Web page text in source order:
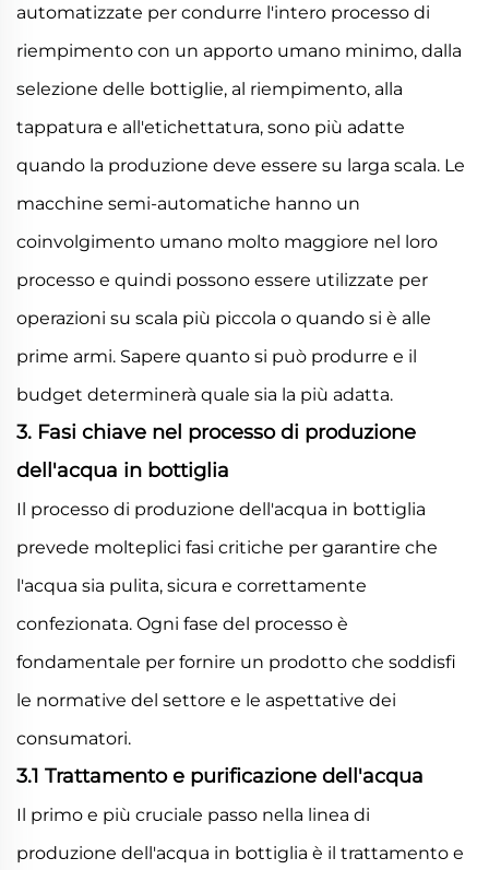
automatizzate per condurre l'intero processo di
riempimento con un apporto umano minimo, dalla
selezione delle bottiglie, al riempimento, alla
tappatura e all'etichettatura, sono più adatte
quando la produzione deve essere su larga scala. Le
macchine semi-automatiche hanno un
coinvolgimento umano molto maggiore nel loro
processo e quindi possono essere utilizzate per
operazioni su scala più piccola o quando si è alle
prime armi. Sapere quanto si può produrre e il
budget determinerà quale sia la più adatta.
3. Fasi chiave nel processo di produzione
dell'acqua in bottiglia
Il processo di produzione dell'acqua in bottiglia
prevede molteplici fasi critiche per garantire che
l'acqua sia pulita, sicura e correttamente
confezionata. Ogni fase del processo è
fondamentale per fornire un prodotto che soddisfi
le normative del settore e le aspettative dei
consumatori.
3.1 Trattamento e purificazione dell'acqua
Il primo e più cruciale passo nella linea di
produzione dell'acqua in bottiglia è il trattamento e